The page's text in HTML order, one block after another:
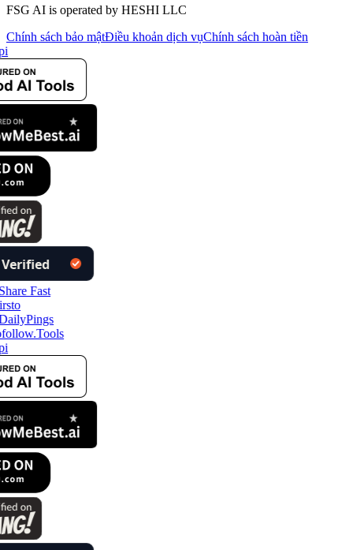
FSG AI is operated by HESHI LLC
Chính sách bảo mậtĐiều khoản dịch vụChính sách hoàn tiền